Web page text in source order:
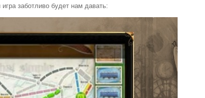
заботливо будет нам давать: